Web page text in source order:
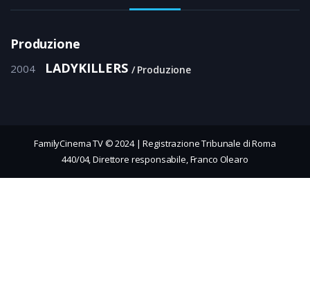
Produzione
2004 LADYKILLERS Produzione
FamilyCinema TV © 2024 | Registrazione Tribunale di Roma
440/04, Direttore responsabile, Franco Olearo